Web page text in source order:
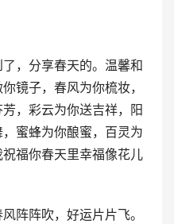
，分享春天的。温馨和
镜子，春风为你梳妆，
，彩云为你送吉祥，阳
蜜蜂为你酿蜜，百灵为
福你春天里幸福像花儿
阵阵吹，好运片片飞。